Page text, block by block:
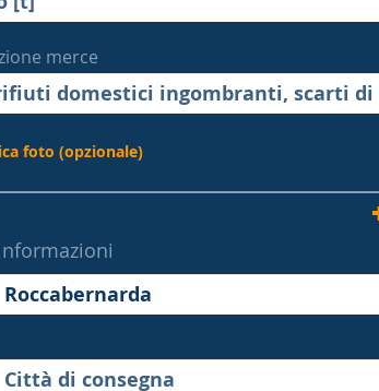
merce
foto (opzionale)